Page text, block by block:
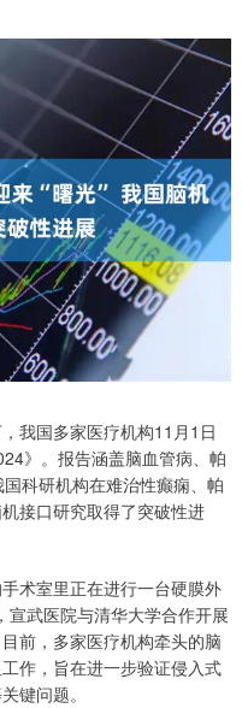
我国多家医疗机构11月1日
》。报告涵盖脑血管病、帕
科研机构在难治性癫痫、帕
接口研究取得了突破性进
术室里正在进行一台硬膜外
武医院与清华大学合作开展
前，多家医疗机构牵头的脑
作，旨在进一步验证侵入式
键问题。